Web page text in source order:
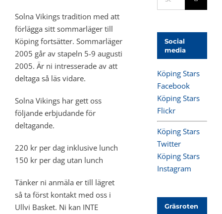
Solna Vikings tradition med att
förlägga sitt sommarläger till
Köping fortsätter. Sommarläger
2005 går av stapeln 5-9 augusti
2005. Är ni intresserade av att
deltaga så läs vidare.
Solna Vikings har gett oss
följande erbjudande för
deltagande.
220 kr per dag inklusive lunch
150 kr per dag utan lunch
Tänker ni anmäla er till lägret
så ta först kontakt med oss i
Ullvi Basket. Ni kan INTE
Social
media
Köping Stars
Facebook
Köping Stars
Flickr
Köping Stars
Twitter
Köping Stars
Instagram
Gräsroten